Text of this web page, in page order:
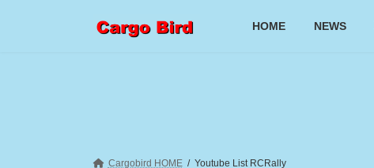
HOME NEWS
Cargobird HOME Youtube List RCRally